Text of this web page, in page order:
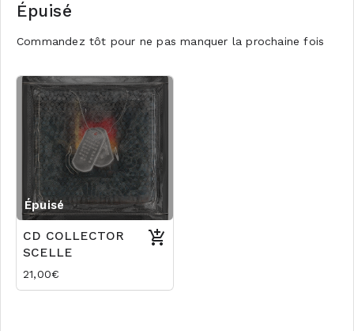
Épuisé
Commandez tôt pour ne pas manquer la prochaine fois
CD COLLECTOR
SCELLE
21,00€
Épuisé